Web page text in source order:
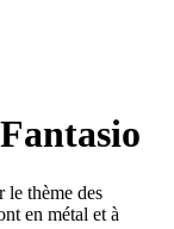
le thème des
en métal et à